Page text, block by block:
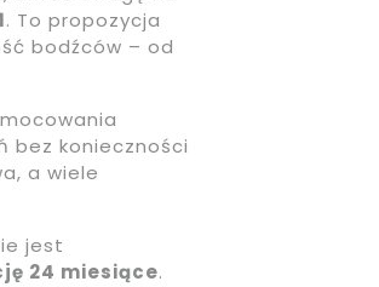
. To propozycja
bodźców – od
bez konieczności
a wiele
jest
24 miesiące.